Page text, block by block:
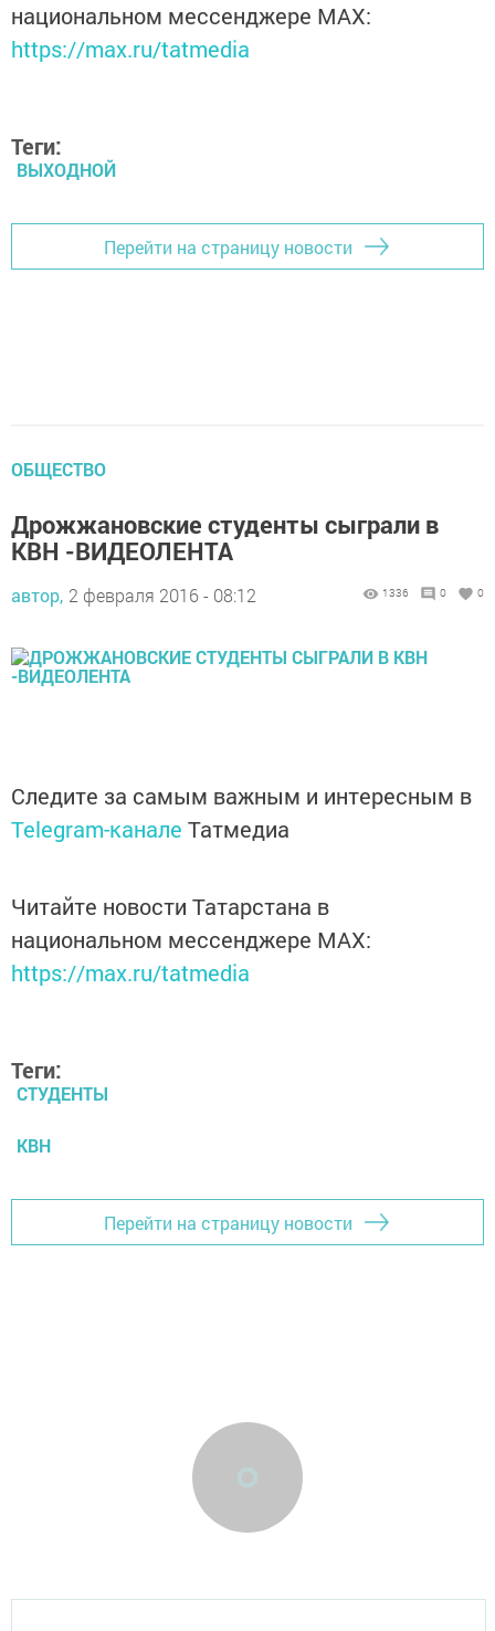
национальном мессенджере MАХ:
https://max.ru/tatmedia
Теги:
ВЫХОДНОЙ
Перейти на страницу новости
ОБЩЕСТВО
Дрожжановские студенты сыграли в
КВН -ВИДЕОЛЕНТА
автор, 2 февраля 2016 - 08:12 1336 0 0
Следите за самым важным и интересным в
Telegram-канале Татмедиа
Читайте новости Татарстана в
национальном мессенджере MАХ:
https://max.ru/tatmedia
Теги:
СТУДЕНТЫ
КВН
Перейти на страницу новости